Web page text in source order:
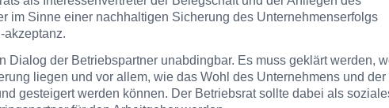
im Sinne einer nachhaltigen Sicherung des Unternehmenserfolgs
Dialog der Betriebspartner unabdingbar. Es muss geklärt werden,
liegen und vor allem, wie das Wohl des Unternehmens und der
gesteigert werden können. Der Betriebsrat sollte dabei als